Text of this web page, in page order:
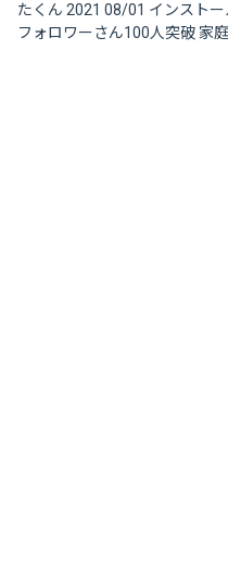
たくん 2021 08/01 インスト
フォロワーさん100人突破 家